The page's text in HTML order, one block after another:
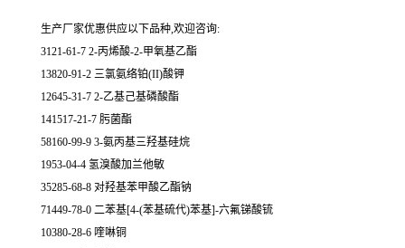
生产厂家优惠供应以下品种,欢迎咨询:
3121-61-7 2-丙烯酸-2-甲氧基乙酯
13820-91-2 三氯氨络铂(II)酸钾
12645-31-7 2-乙基己基磷酸酯
141517-21-7 肟菌酯
58160-99-9 3-氨丙基三羟基硅烷
1953-04-4 氢溴酸加兰他敏
35285-68-8 对羟基苯甲酸乙酯钠
71449-78-0 二苯基[4-(苯基硫代)苯基]-六氟锑酸锍
10380-28-6 喹啉铜